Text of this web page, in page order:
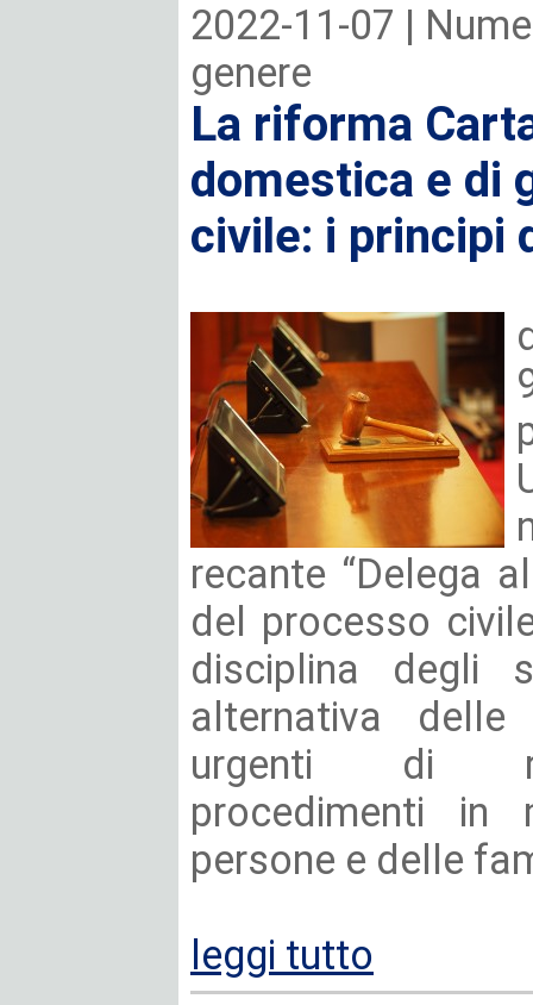
2022-11-07 |
genere
La riforma
domestica e di
civile: i principi
recante “Delega
del processo
disciplina degli
alternativa
urgenti di
procedimenti
persone e delle
leggi tutto